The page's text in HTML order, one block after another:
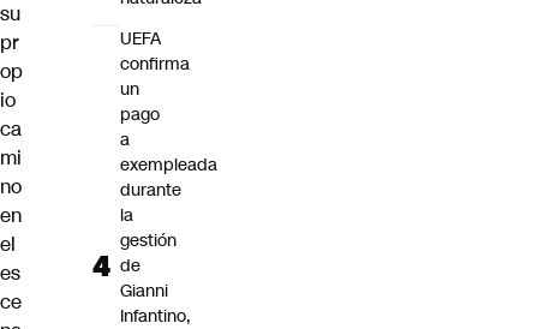
su
pr
op
io
ca
mi
no
en
el
es
ce
UEFA
confirma
un
pago
a
exempleada
durante
la
gestión
de
Gianni
Infantino,